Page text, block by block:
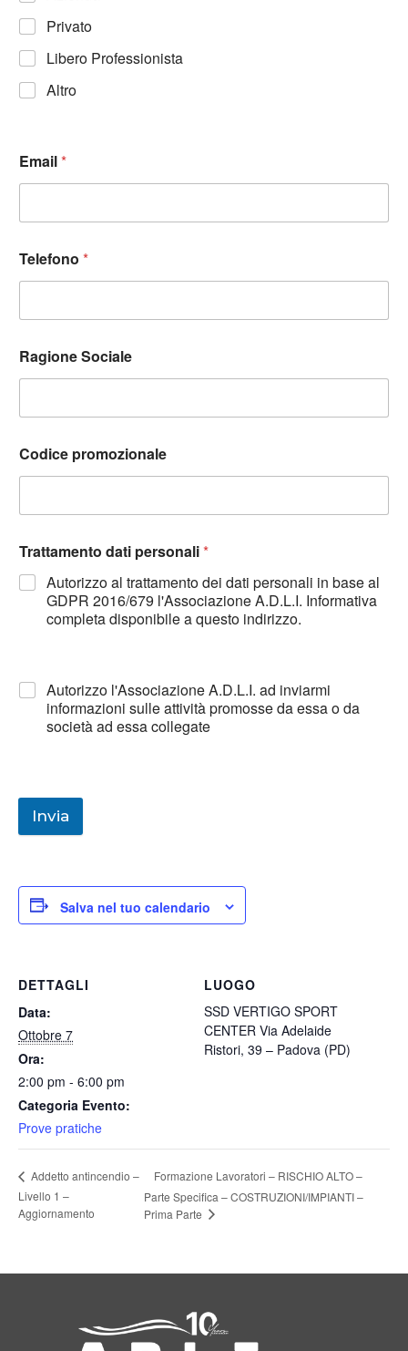
Privato
Libero Professionista
Altro
Email*
Telefono *
Ragione Sociale
Codice promozionale
Trattamento dati personali*
Autorizzo al trattamento dei dati personali in base al
GDPR 2016/679 l'Associazione A.D.L.I. Informativa
completa disponibile a questo indirizzo.
Autorizzo l'Associazione A.D.L.I. ad inviarmi
informazioni sulle attività promosse da essa o da
società ad essa collegate
Invia
Salva nel tuo calendario
DETTAGLI
Data:
Ottobre 7
Ora:
2:00 pm - 6:00 pm
Categoria Evento:
Prove pratiche
LUOGO
SSD VERTIGO SPORT
CENTER Via Adelaide
Ristori, 39 – Padova (PD)
Addetto antincendio –
Livello 1 –
Aggiornamento
Formazione Lavoratori – RISCHIO ALTO –
Parte Specifica – COSTRUZIONI/IMPIANTI –
Prima Parte